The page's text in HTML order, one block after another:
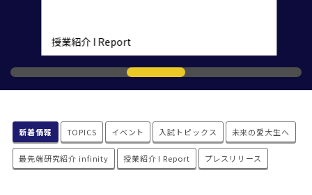
授業紹介 I Report
新着情報 TOPICS イベント 入試トピックス 未来の愛大生へ
最先端研究紹介 infinity 授業紹介 I Report プレスリリース